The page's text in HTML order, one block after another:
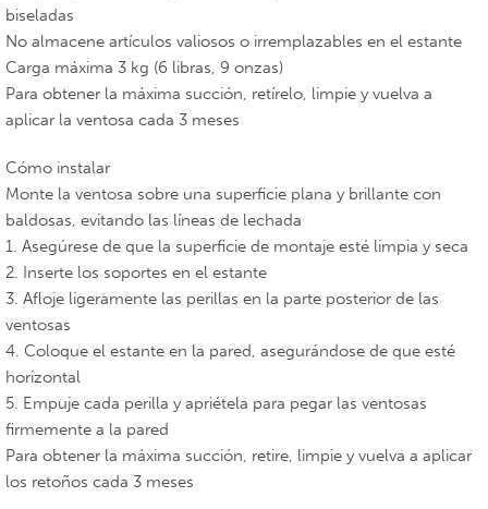
biseladas
No almacene artículos valiosos o irremplazables en el estante
Carga máxima 3 kg (6 libras, 9 onzas)
Para obtener la máxima succión, retírelo, limpie y vuelva a
aplicar la ventosa cada 3 meses
Cómo instalar
Monte la ventosa sobre una superficie plana y brillante con
baldosas, evitando las líneas de lechada
1. Asegúrese de que la superficie de montaje esté limpia y seca
2. Inserte los soportes en el estante
3. Afloje ligeramente las perillas en la parte posterior de las
ventosas
4. Coloque el estante en la pared, asegurándose de que esté
horizontal
5. Empuje cada perilla y apriétela para pegar las ventosas
firmemente a la pared
Para obtener la máxima succión, retire, limpie y vuelva a aplicar
los retoños cada 3 meses